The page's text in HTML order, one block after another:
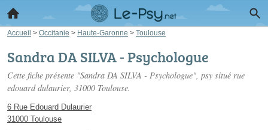
Accueil > Occitanie > Haute-Garonne > Toulouse
Sandra DA SILVA - Psychologue
Cette fiche présente "Sandra DA SILVA - Psychologue", psy situé rue
edouard dulaurier, 31000 Toulouse.
6 Rue Edouard Dulaurier
31000 Toulouse